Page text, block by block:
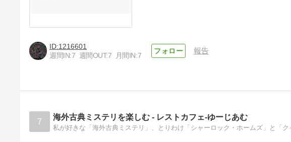
1216601
週間IN:7 週間OUT:7 月間IN:7
報告
7 海外古典ミステリを楽しむ - レストカフェ-ゆーじあむ